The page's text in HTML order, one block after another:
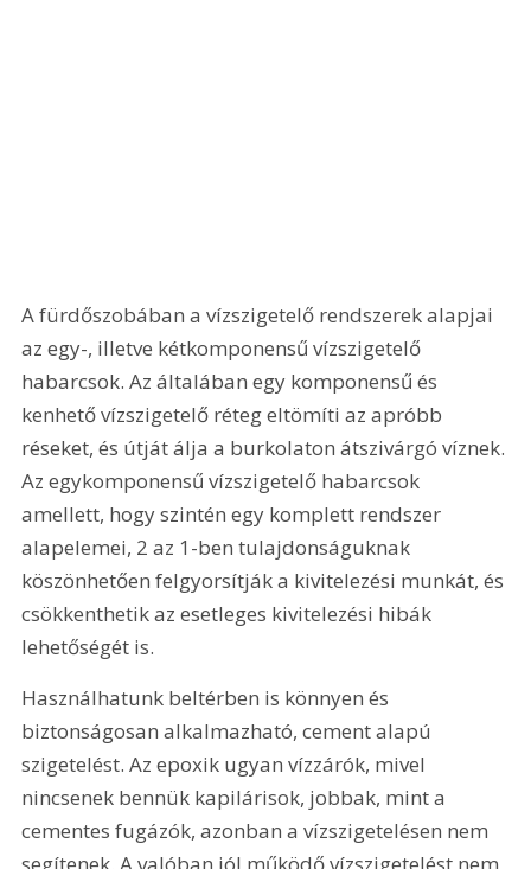
A fürdőszobában a vízszigetelő rendszerek alapjai
az egy-, illetve kétkomponensű vízszigetelő
habarcsok. Az általában egy komponensű és
kenhető vízszigetelő réteg eltömíti az apróbb
réseket, és útját álja a burkolaton átszivárgó víznek.
Az egykomponensű vízszigetelő habarcsok
amellett, hogy szintén egy komplett rendszer
alapelemei, 2 az 1-ben tulajdonságuknak
köszönhetően felgyorsítják a kivitelezési munkát, és
csökkenthetik az esetleges kivitelezési hibák
lehetőségét is.
Használhatunk beltérben is könnyen és
biztonságosan alkalmazható, cement alapú
szigetelést. Az epoxik ugyan vízzárók, mivel
nincsenek bennük kapilárisok, jobbak, mint a
cementes fugázók, azonban a vízszigetelésen nem